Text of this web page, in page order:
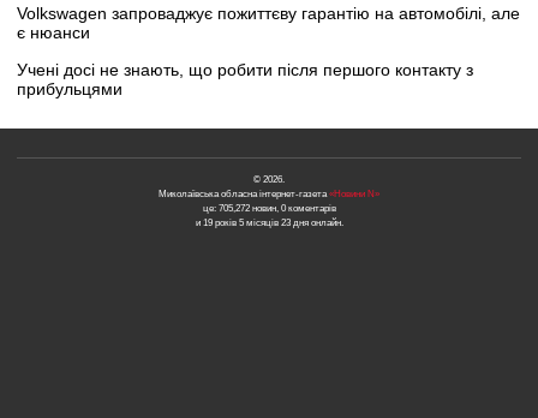
Volkswagen запроваджує пожиттєву гарантію на автомобілі, але
є нюанси
Учені досі не знають, що робити після першого контакту з
прибульцями
© 2026.
Миколаївська обласна інтернет-газета «Новини N»
це: 705,272 новин, 0 коментарів
и 19 років 5 місяців 23 дня онлайн.